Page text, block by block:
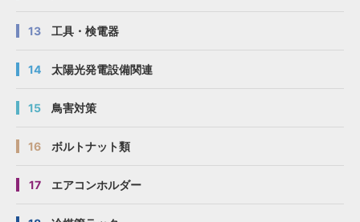
13 工具・検電器
14 太陽光発電設備関連
15 鳥害対策
16 ボルトナット類
17 エアコンホルダー